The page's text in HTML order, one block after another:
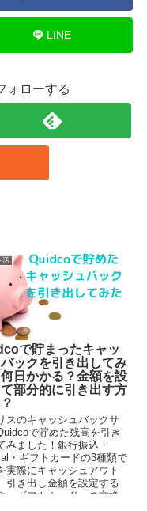
LINE
ォローする
活
で貯まったキャッ
ックを引き出してみ
日かかる？金額を設
部分的に引き出す方
スのキャッシュバックサ
で貯めた残高を引き
みました！銀行振込・
・ギフトカードの3種類で
実際にキャッシュアウト
引き出し金額を設定する
、ギフトカードへの交換